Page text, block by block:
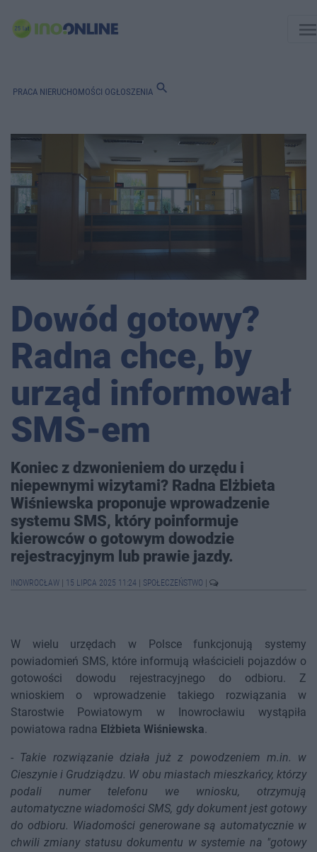
PRACA NIERUCHOMOŚCI OGŁOSZENIA search
Dowód gotowy?
Radna chce, by
urząd informował
SMS-em
Koniec z dzwonieniem do urzędu i
niepewnymi wizytami? Radna Elżbieta
Wiśniewska proponuje wprowadzenie
systemu SMS, który poinformuje
kierowców o gotowym dowodzie
rejestracyjnym lub prawie jazdy.
INOWROCŁAW 15 LIPCA 2025 11:24 SPOŁECZEŃSTWO
W wielu urzędach w Polsce funkcjonują systemy
powiadomień SMS, które informują właścicieli pojazdów o
gotowości dowodu rejestracyjnego do odbioru. Z
wnioskiem o wprowadzenie takiego rozwiązania w
Starostwie Powiatowym w Inowrocławiu wystąpiła
powiatowa radna Elżbieta Wiśniewska.
- Takie rozwiązanie działa już z powodzeniem m.in. w
Cieszynie i Grudziądzu. W obu miastach mieszkańcy, którzy
podali numer telefonu we wniosku, otrzymują
automatyczne wiadomości SMS, gdy dokument jest gotowy
do odbioru. Wiadomości generowane są automatycznie w
chwili zmiany statusu dokumentu w systemie na "gotowy